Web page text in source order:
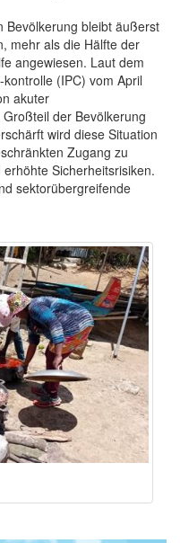
Bevölkerung bleibt äußerst
mehr als die Hälfte der
angewiesen. Laut dem
(IPC) vom April
akuter
der Bevölkerung
wird diese Situation
Zugang zu
Sicherheitsrisiken.
sektorübergreifende